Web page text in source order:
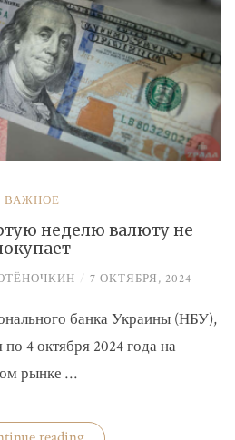
ВАЖНОЕ
неделю валюту не
/ 7 ОКТЯБРЯ, 2024
банка Украины (НБУ),
4 октября 2024 года на
рынке …